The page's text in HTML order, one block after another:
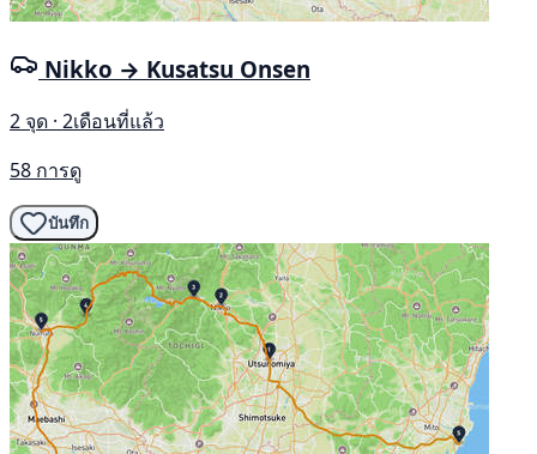
Nikko → Kusatsu Onsen
2 จุด · 2เดือนที่แล้ว
58 การดู
บันทึก